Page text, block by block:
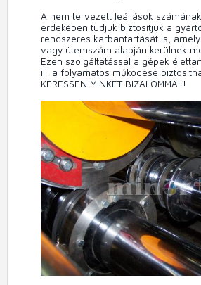
A nem tervezett leállások
érdekében tudjuk biztosítjuk a
rendszeres karbantartását is,
vagy ütemszám alapján kerülnek
Ezen szolgáltatással a gépek
ill. a folyamatos működése
KERESSEN MINKET BIZALOMMAL!